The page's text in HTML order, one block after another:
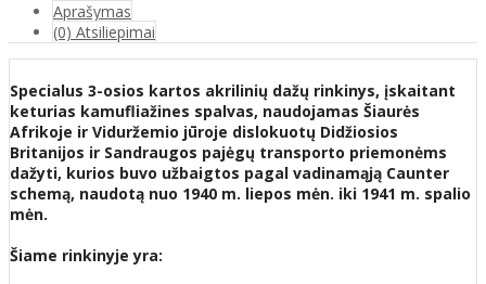
Aprašymas
(0) Atsiliepimai
Specialus 3-osios kartos akrilinių dažų rinkinys, įskaitant
keturias kamufliažines spalvas, naudojamas Šiaurės
Afrikoje ir Viduržemio jūroje dislokuotų Didžiosios
Britanijos ir Sandraugos pajėgų transporto priemonėms
dažyti, kurios buvo užbaigtos pagal vadinamąją Caunter
schemą, naudotą nuo 1940 m. liepos mėn. iki 1941 m. spalio
mėn.
Šiame rinkinyje yra: